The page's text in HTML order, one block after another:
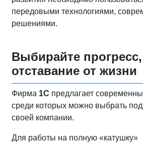
передовыми технологиями,
решениями.
Выбирайте
отставание от жизни
Фирма 1С предлагает
среди которых можно выбрать
своей компании.
Для работы на полную «катушку»